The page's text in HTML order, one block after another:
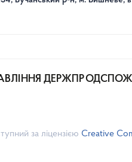
за ліцензією Creative